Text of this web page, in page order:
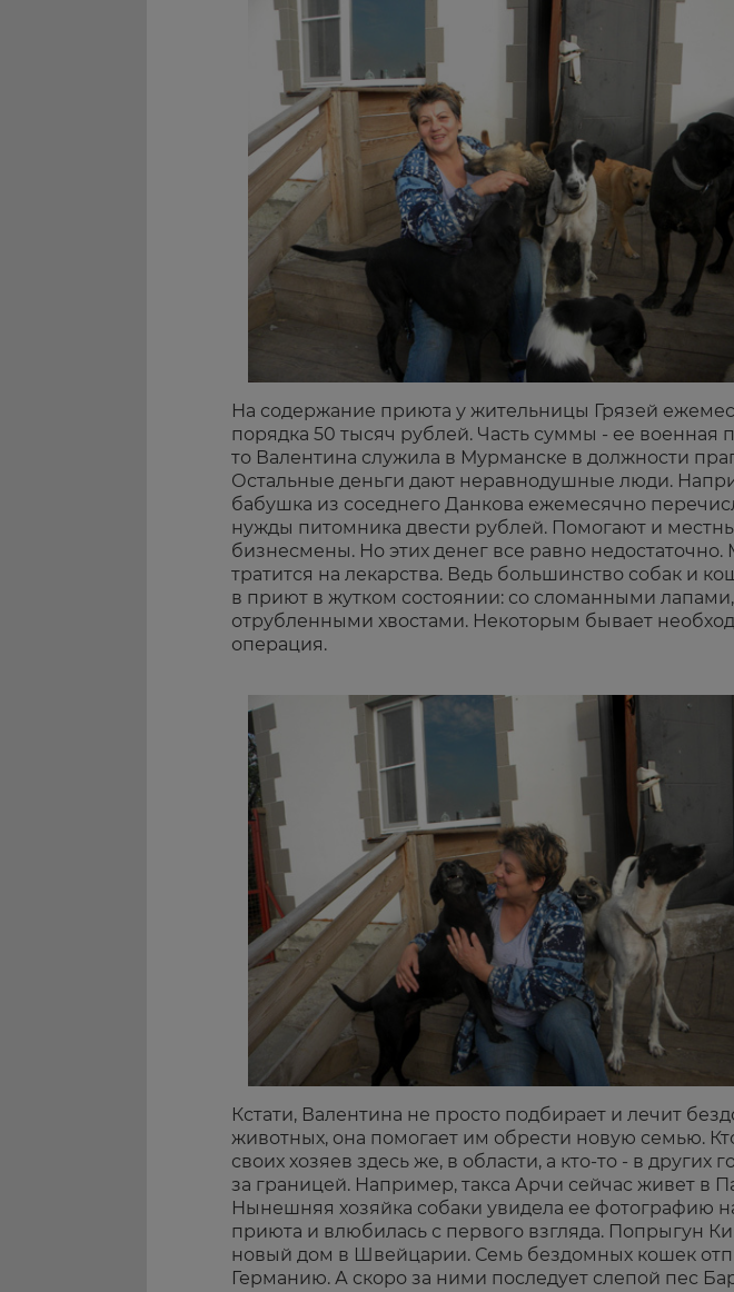
На содержание приюта у жительницы Грязей
порядка 50 тысяч рублей. Часть суммы - ее военная
то Валентина служила в Мурманске в должности
Остальные деньги дают неравнодушные люди.
бабушка из соседнего Данкова ежемесячно
нужды питомника двести рублей. Помогают и
бизнесмены. Но этих денег все равно недостаточно.
тратится на лекарства. Ведь большинство собак и
в приют в жутком состоянии: со сломанными лапами,
отрубленными хвостами. Некоторым бывает
операция.
Кстати, Валентина не просто подбирает и лечит
животных, она помогает им обрести новую семью.
своих хозяев здесь же, в области, а кто-то - в других
за границей. Например, такса Арчи сейчас живет в
Нынешняя хозяйка собаки увидела ее фотографию
приюта и влюбилась с первого взгляда. Попрыгун
новый дом в Швейцарии. Семь бездомных кошек
Германию. А скоро за ними последует слепой пес